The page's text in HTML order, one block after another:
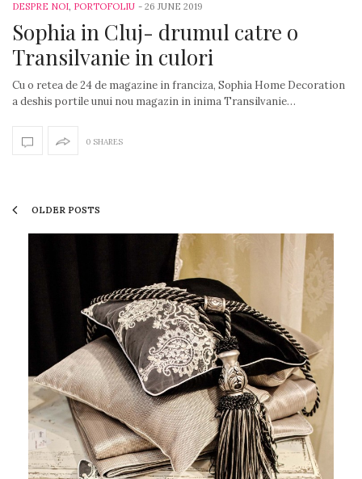
DESPRE NOI, PORTOFOLIU - 26 JUNE 2019
Sophia in Cluj- drumul catre o
Transilvanie in culori
Cu o retea de 24 de magazine in franciza, Sophia Home Decoration
a deshis portile unui nou magazin in inima Transilvanie…
0 SHARES
OLDER POSTS